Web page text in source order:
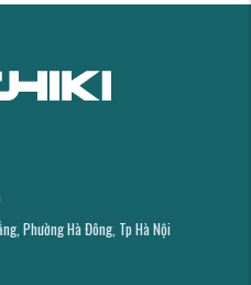
Phường Hà Đông, Tp Hà Nội